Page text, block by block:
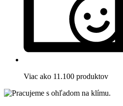
Viac ako 11.100 produktov